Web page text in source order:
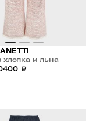
хлопка и льна
₽